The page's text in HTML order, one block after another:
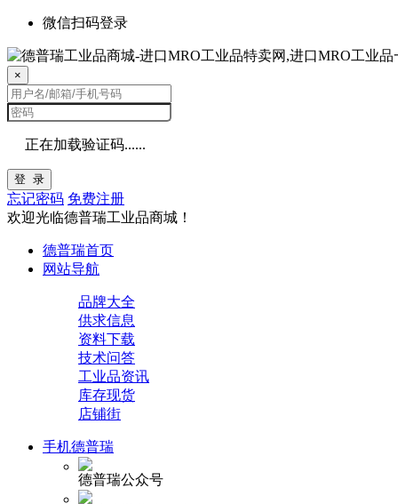
微信扫码登录
×
正在加载验证码......
登 录
忘记密码 免费注册
欢迎光临德普瑞工业品商城！
德普瑞首页
网站导航
品牌大全
供求信息
资料下载
技术问答
工业品资讯
库存现货
店铺街
手机德普瑞
德普瑞公众号